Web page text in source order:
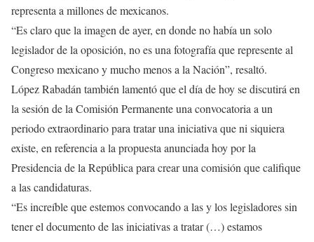
representa a millones de mexicanos.
“Es claro que la imagen de ayer, en donde no había un solo
legislador de la oposición, no es una fotografía que represente al
Congreso mexicano y mucho menos a la Nación”, resaltó.
López Rabadán también lamentó que el día de hoy se discutirá en
la sesión de la Comisión Permanente una convocatoria a un
periodo extraordinario para tratar una iniciativa que ni siquiera
existe, en referencia a la propuesta anunciada hoy por la
Presidencia de la República para crear una comisión que califique
a las candidaturas.
“Es increíble que estemos convocando a las y los legisladores sin
tener el documento de las iniciativas a tratar (…) estamos